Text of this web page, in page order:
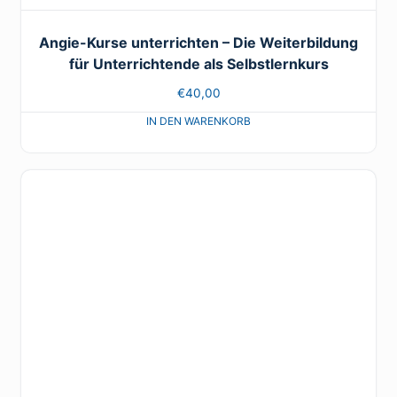
Angie-Kurse unterrichten – Die Weiterbildung
für Unterrichtende als Selbstlernkurs
€40,00